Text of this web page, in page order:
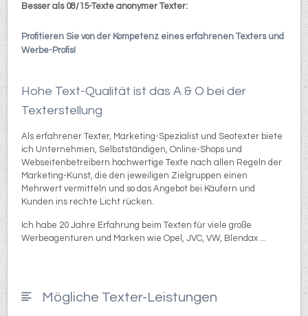
Besser als 08/15-Texte anonymer Texter:
Profitieren Sie von der Kompetenz eines erfahrenen Texters und
Werbe-Profis!
Hohe Text-Qualität ist das A & O bei der
Texterstellung
Als erfahrener Texter, Marketing-Spezialist und Seotexter biete
ich Unternehmen, Selbstständigen, Online-Shops und
Webseitenbetreibern hochwertige Texte nach allen Regeln der
Marketing-Kunst, die den jeweiligen Zielgruppen einen
Mehrwert vermitteln und so das Angebot bei Käufern und
Kunden ins rechte Licht rücken.
Ich habe 20 Jahre Erfahrung beim Texten für viele große
Werbeagenturen und Marken wie Opel, JVC, VW, Blendax ...
Mögliche Texter-Leistungen